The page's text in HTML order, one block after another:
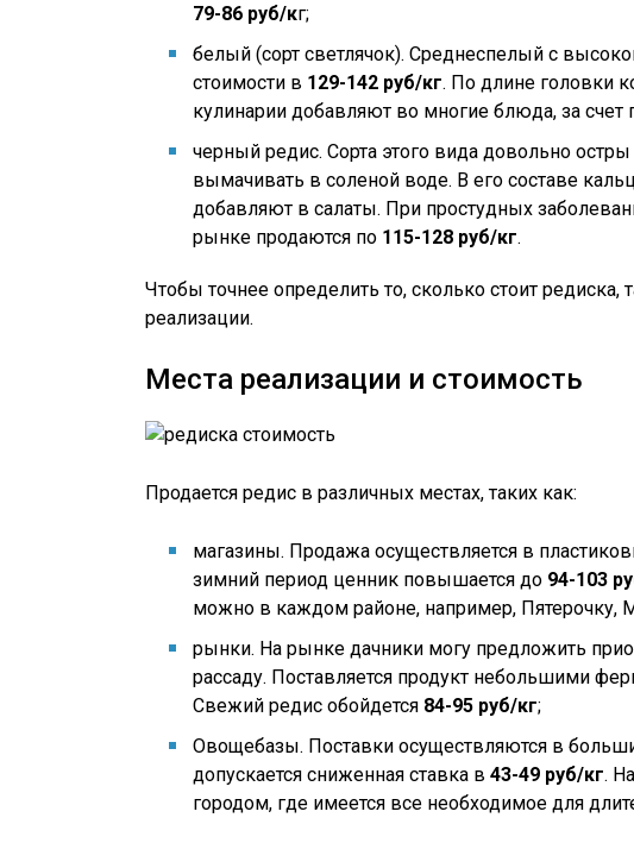
79-86 руб/кг;
белый (сорт светлячок). Среднеспелый с
стоимости в 129-142 руб/кг. По длине головки
кулинарии добавляют во многие блюда, за счет
черный редис. Сорта этого вида довольно
вымачивать в соленой воде. В его составе
добавляют в салаты. При простудных
рынке продаются по 115-128 руб/кг.
Чтобы точнее определить то, сколько стоит редиска,
реализации.
Места реализации и стоимость
Продается редис в различных местах, таких как:
магазины. Продажа осуществляется в
зимний период ценник повышается до 94-103
можно в каждом районе, например, Пятерочку,
рынки. На рынке дачники могу предложить
рассаду. Поставляется продукт небольшими
Свежий редис обойдется 84-95 руб/кг;
Овощебазы. Поставки осуществляются в
допускается сниженная ставка в 43-49 руб/кг.
городом, где имеется все необходимое для